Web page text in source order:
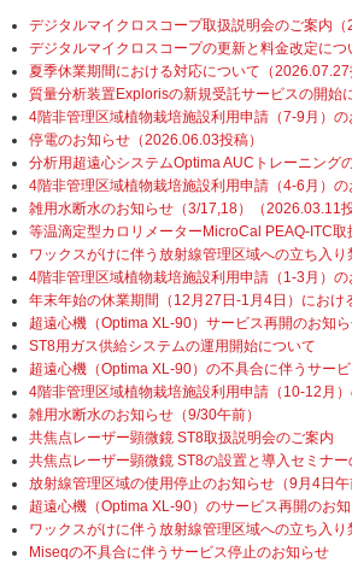
デジタルマイクロスコープ取扱説明会のご案内（
デジタルマイクロスコープの更新と料金改定につ
夏季休業期間における対応について（2026.07.27
質量分析装置Explorisの新規受託サービスの開始
4階非管理区域植物栽培施設利用申請（7-9月）の
停電のお知らせ（2026.06.03投稿）
分析用超遠心システムOptima AUCトレーニング
4階非管理区域植物栽培施設利用申請（4-6月）の
雑用水断水のお知らせ（3/17,18）（2026.03.11投
等温滴定型カロリメーターMicroCal PEAQ-ITC取
ワックスがけに伴う放射線管理区域への立ち入
4階非管理区域植物栽培施設利用申請（1-3月）の
年末年始の休業期間（12月27日-1月4日）におけ
超遠心機（Optima XL-90）サービス再開のお知
ST8用ガス供給システムの運用開始について
超遠心機（Optima XL-90）の不具合に伴うサー
4階非管理区域植物栽培施設利用申請（10-12月
雑用水断水のお知らせ（9/30午前）
共焦点レーザー顕微鏡 ST8取扱説明会のご案内
共焦点レーザー顕微鏡 ST8の設置と導入セミナー
放射線管理区域の使用停止のお知らせ（9月4日午
超遠心機（Optima XL-90）のサービス再開のお
ワックスがけに伴う放射線管理区域への立ち入
Miseqの不具合に伴うサービス停止のお知らせ